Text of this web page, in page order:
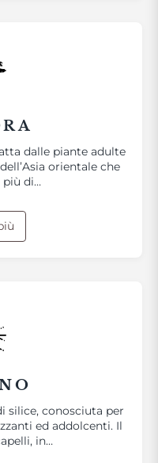
dalle piante adulte
orientale che
più di…
silice, conosciuta per
ed addolcenti. Il
in…